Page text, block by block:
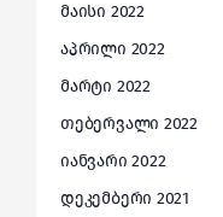
მაისი 2022
აპრილი 2022
მარტი 2022
თებერვალი 2022
იანვარი 2022
დეკემბერი 2021